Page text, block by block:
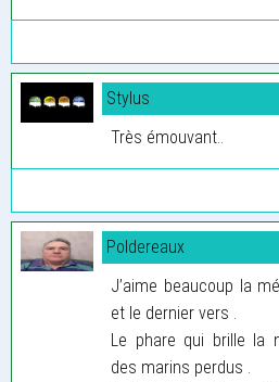
Stylus
Très émouvant..
Poldereaux
J’aime beaucoup la
et le dernier vers .
Le phare qui brille la
des marins perdus .